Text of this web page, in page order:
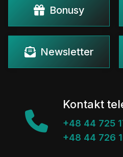
Bonusy
Newsletter
Kontakt
+48 44 725
+48 44 726